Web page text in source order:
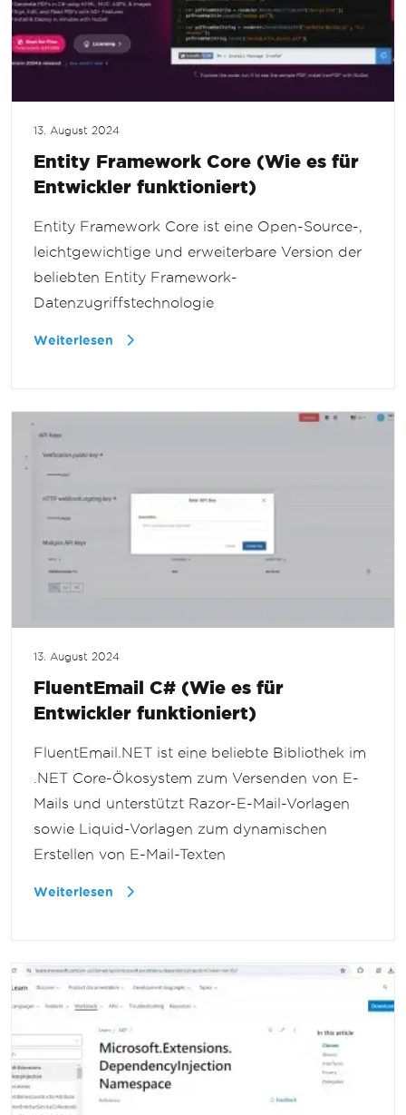
13. August 2024
Entity Framework Core (Wie es für
Entwickler funktioniert)
Entity Framework Core ist eine Open-Source-,
leichtgewichtige und erweiterbare Version der
beliebten Entity Framework-
Datenzugriffstechnologie
Weiterlesen
13. August 2024
FluentEmail C# (Wie es für
Entwickler funktioniert)
FluentEmail.NET ist eine beliebte Bibliothek im
.NET Core-Ökosystem zum Versenden von E-
Mails und unterstützt Razor-E-Mail-Vorlagen
sowie Liquid-Vorlagen zum dynamischen
Erstellen von E-Mail-Texten
Weiterlesen